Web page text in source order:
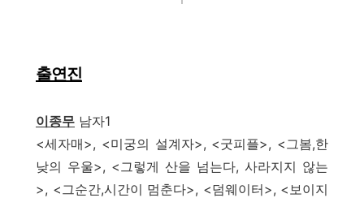
출연진
이종무 남자1
<세자매>, <미궁의 설계자>, <굿피플>, <그봄,한
낮의 우울>, <그렇게 산을 넘는다, 사라지지 않는
>, <그순간,시간이 멈춘다>, <덤웨이터>, <보이지